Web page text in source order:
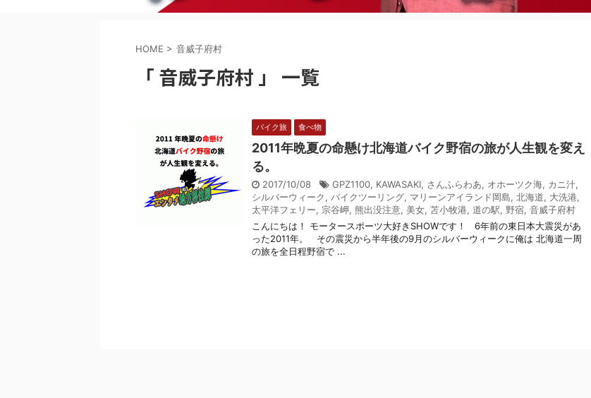
HOME > 音威子府村
「 音威子府村 」 一覧
バイク旅 食べ物
2011年晩夏の命懸け北海道バイク野宿の旅が人生観を変え
る。
2017/10/08 GPZ1100, KAWASAKI, さんふらわあ, オホーツク海, カニ汁,
シルバーウィーク, バイクツーリング, マリーンアイランド岡島, 北海道, 大洗港,
太平洋フェリー, 宗谷岬, 熊出没注意, 美女, 苫小牧港, 道の駅, 野宿, 音威子府村
こんにちは！ モータースポーツ大好きSHOWです！ 6年前の東日本大震災があ
った2011年。 その震災から半年後の9月のシルバーウィークに俺は 北海道一周
の旅を全日程野宿で ...